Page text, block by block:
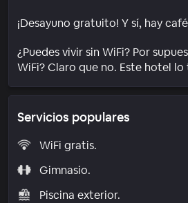
¡Desayuno gratuito! Y sí, hay
¿Puedes vivir sin WiFi? Por
WiFi? Claro que no. Este hotel lo
Servicios populares
WiFi gratis.
Gimnasio.
Piscina exterior.